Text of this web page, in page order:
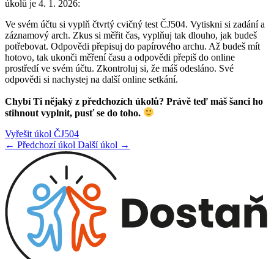
úkolů je 4. 1. 2026:
Ve svém účtu si vyplň čtvrtý cvičný test ČJ504. Vytiskni si zadání a
záznamový arch. Zkus si měřit čas, vyplňuj tak dlouho, jak budeš
potřebovat. Odpovědi přepisuj do papírového archu. Až budeš mít
hotovo, tak ukonči měření času a odpovědi přepiš do online
prostředí ve svém účtu. Zkontroluj si, že máš odesláno. Své
odpovědi si nachystej na další online setkání.
Chybí Ti nějaký z předchozích úkolů? Právě teď máš šanci ho
stihnout vyplnit, pusť se do toho.
Vyřešit úkol ČJ504
← Předchozí úkol Další úkol →